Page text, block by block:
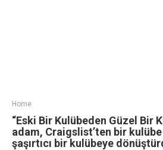
Home
“Eski Bir Kulübeden Güzel Bir
adam, Craigslist’ten bir kulübe
şaşırtıcı bir kulübeye